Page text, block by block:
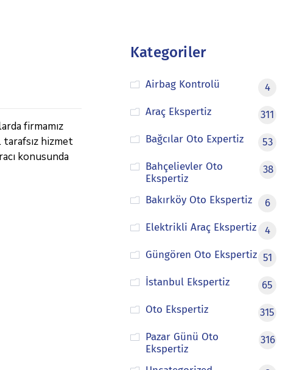
firmamız
hizmet
konusunda
Kategoriler
Airbag Kontrolü
4
Araç Ekspertiz
311
Bağcılar Oto Expertiz
53
Bahçelievler Oto
Ekspertiz
38
Bakırköy Oto Ekspertiz
6
Elektrikli Araç Ekspertiz
4
Güngören Oto Ekspertiz 51
İstanbul Ekspertiz
65
Oto Ekspertiz
315
Pazar Günü Oto
Ekspertiz
316